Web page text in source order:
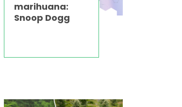
marihuana:
Snoop Dogg